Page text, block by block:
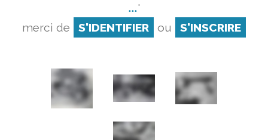
...'
merci de
S'IDENTIFIER ou S'INSCRIRE